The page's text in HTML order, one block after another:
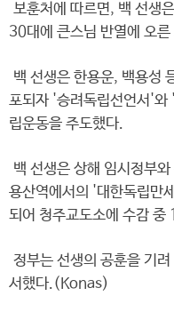
보훈처에 따르면, 백 선생
30대에 큰스님 반열에 오
백 선생은 한용운, 백용성
포되자 '승려독립선언서'와
립운동을 주도했다.
백 선생은 상해 임시정부
용산역에서의 '대한독립만
되어 청주교도소에 수감
정부는 선생의 공훈을 기
서했다.(Konas)